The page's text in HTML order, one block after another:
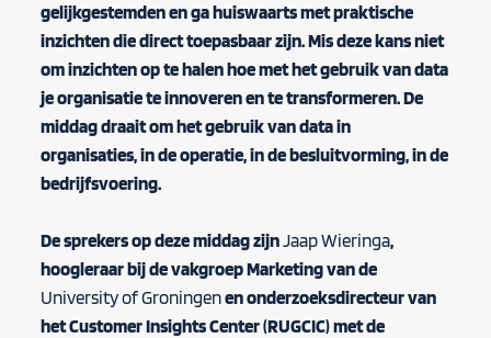
gelijkgestemden en ga huiswaarts met praktische
inzichten die direct toepasbaar zijn.Mis deze kans niet
om inzichten op te halen hoe met het gebruik van data
je organisatie te innoveren en te transformeren. De
middag draait om het gebruik van data in
organisaties, in de operatie, in de besluitvorming, in de
bedrijfsvoering.
De sprekers op deze middag zijnJaap Wieringa,
hoogleraar bij de vakgroep Marketing van de
University of Groningenen onderzoeksdirecteur van
het Customer Insights Center (RUGCIC) met de